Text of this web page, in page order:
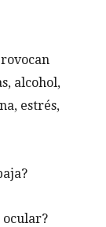
alcohol,
estrés,
ocular?